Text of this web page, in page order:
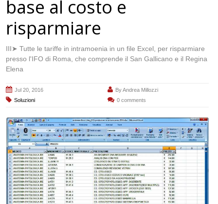
base al costo e
risparmiare
III➤ Tutte le tariffe in intramoenia in un file Excel, per risparmiare
presso l'IFO di Roma, che comprende il San Gallicano e il Regina
Elena
Jul 20, 2016 ByAndrea Millozzi
Soluzioni
0 comments